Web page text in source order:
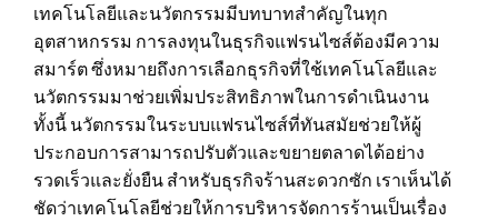
เทคโนโลยีและนวัตกรรมมีบทบาทสำคัญในทุก
อุตสาหกรรม การลงทุนในธุรกิจแฟรนไซส์ต้องมีความ
สมาร์ต ซึ่งหมายถึงการเลือกธุรกิจที่ใช้เทคโนโลยีและ
นวัตกรรมมาช่วยเพิ่มประสิทธิภาพในการดำเนินงาน
ทั้งนี้ นวัตกรรมในระบบแฟรนไซส์ที่ทันสมัยช่วยให้ผู้
ประกอบการสามารถปรับตัวและขยายตลาดได้อย่าง
รวดเร็วและยั่งยืน สำหรับธุรกิจร้านสะดวกซัก เราเห็นได้
ชัดว่าเทคโนโลยีช่วยให้การบริหารจัดการร้านเป็นเรื่อง